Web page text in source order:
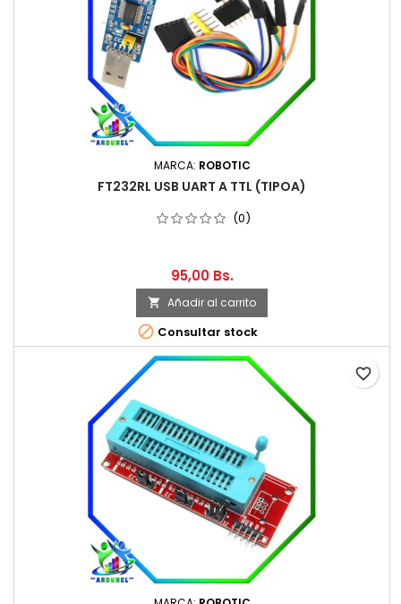
MARCA: ROBOTIC
FT232RL USB UART A TTL (TIPOA)
(0)
95,00 Bs.
 Añadir al carrito
 Consultar stock
favorite_border